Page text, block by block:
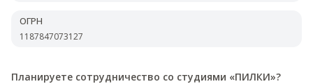
ОГРН
1187847073127
Планируете сотрудничество со студиями «ПИЛКИ»?